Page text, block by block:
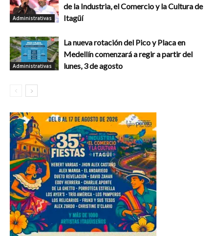
Administrativas
de la Industria, el Comercio y la Cultura de
Itagüí
Administrativas
La nueva rotación del Pico y Placa en
Medellín comenzará a regir a partir del
lunes, 3 de agosto